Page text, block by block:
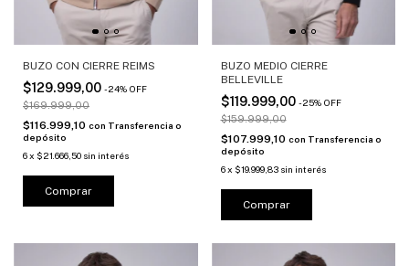
BUZO CON CIERRE REIMS
$129.999,00 -24% OFF
$169.999,00
$116.999,10 con Transferencia o
depósito
6x $21.666,50 sin interés
Comprar
BUZO MEDIO CIERRE
BELLEVILLE
$119.999,00 -25% OFF
$159.999,00
$107.999,10 con Transferencia o
depósito
6 x $19.999,83 sin interés
Comprar